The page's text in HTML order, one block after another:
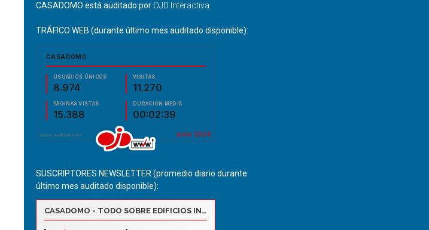
CASADOMO está auditado por OJD Interactiva
TRÁFICO WEB (durante último mes auditado disponible):
SUSCRIPTORES NEWSLETTER (promedio diario durante
último mes auditado disponible):